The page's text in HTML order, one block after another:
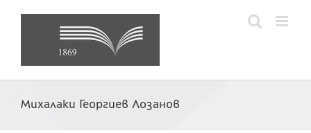
Михалаки Георгиев Лозанов